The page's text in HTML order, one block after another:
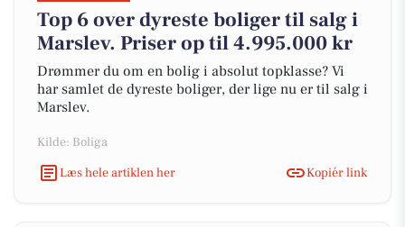
Top 6 over dyreste boliger til salg i
Marslev. Priser op til 4.995.000 kr
Drømmer du om en bolig i absolut topklasse? Vi
har samlet de dyreste boliger, der lige nu er til salg i
Marslev.
Kilde: Boliga
Læs hele artiklen her
Kopiér link